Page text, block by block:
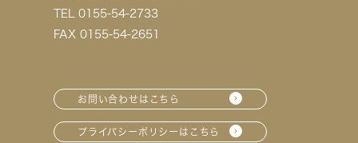
TEL 0155-54-2733
FAX 0155-54-2651
お問い合わせはこちら
プライバシーポリシーはこちら